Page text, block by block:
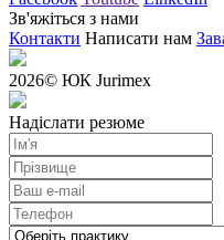
Зв'яжіться з нами
Контакти Написати нам
2026© ЮК Jurimex
Надіслати резюме